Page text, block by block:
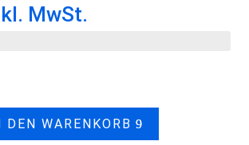
MwSt.
DEN WARENKORB